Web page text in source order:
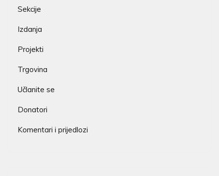
Sekcije
Izdanja
Projekti
Trgovina
Učlanite se
Donatori
Komentari i prijedlozi